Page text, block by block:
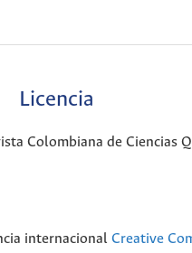
Licencia
Colombiana de Ciencias
internacional Creative